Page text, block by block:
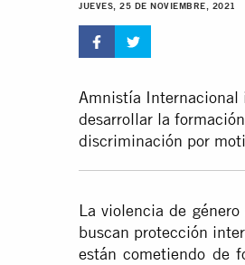
JUEVES, 25 DE NOVIEMBRE, 2021
Amnistía Internacional
desarrollar la
discriminación por
La violencia de
buscan protección
están cometiendo de